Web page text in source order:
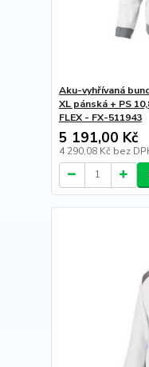
Aku-vyhřívaná
XL pánská + PS
FLEX - FX-511943
5 191,00 Kč
4 290,08 Kč bez